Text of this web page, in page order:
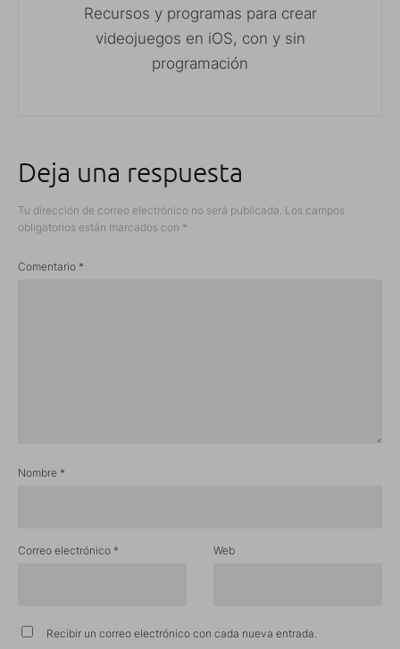
Recursos y programas para crear
videojuegos en iOS, con y sin
programación
Deja una respuesta
Tu dirección de correo electrónico no será publicada. Los campos
obligatorios están marcados con *
Comentario *
Nombre *
Correo electrónico * Web
Recibir un correo electrónico con cada nueva entrada.